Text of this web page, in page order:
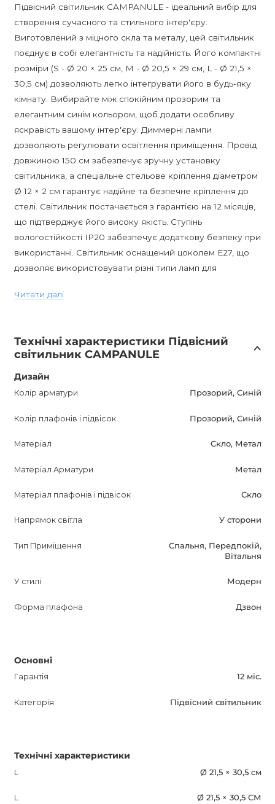
Підвісний світильник CAMPANULE - ідеальний вибір для
створення сучасного та стильного інтер'єру.
Виготовлений з міцного скла та металу, цей світильник
поєднує в собі елегантність та надійність. Його компактні
розміри (S - Ø 20 × 25 см, M - Ø 20,5 × 29 см, L - Ø 21,5 ×
30,5 см) дозволяють легко інтегрувати його в будь-яку
кімнату. Вибирайте між спокійним прозорим та
елегантним синім кольором, щоб додати особливу
яскравість вашому інтер'єру. Диммерні лампи
дозволяють регулювати освітлення приміщення. Провід
довжиною 150 см забезпечує зручну установку
світильника, а спеціальне стельове кріплення діаметром
Ø 12 × 2 см гарантує надійне та безпечне кріплення до
стелі. Світильник постачається з гарантією на 12 місяців,
що підтверджує його високу якість. Ступінь
вологостійкості IP20 забезпечує додаткову безпеку при
використанні. Світильник оснащений цоколем E27, що
дозволяє використовувати різні типи ламп для
інтер'єр за допомогою підвісного світильника
Читати далі
Технічні характеристики Підвісний
світильник CAMPANULE
Дизайн
Колір арматури Прозорий, Синій
Колір плафонів і підвісок Прозорий, Синій
Матеріал Скло, Метал
Матеріал Арматури Метал
Матеріал плафонів і підвісок Скло
Напрямок світла У сторони
Тип Приміщення
Спальня, Передпокій,
Вітальня
У стилі Модерн
Форма плафона Дзвон
Основні
Гарантія 12 міс.
Категорія Підвісний світильник
Технічні характеристики
L Ø 21,5 × 30,5 см
L Ø 21,5 × 30,5 СМ